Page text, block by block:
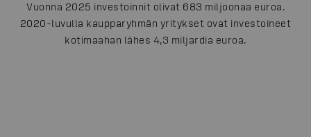
Vuonna 2025 investoinnit olivat 683 miljoonaa euroa.
2020-luvulla kaupparyhmän yritykset ovat investoineet
kotimaahan lähes 4,3 miljardia euroa.